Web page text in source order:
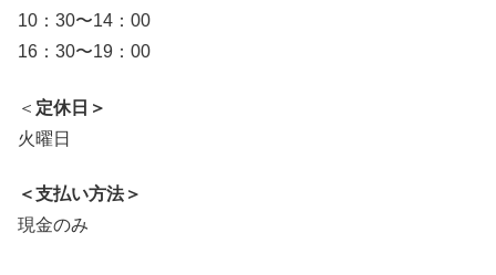
10：30〜14：00
16：30〜19：00
＜ 定休日＞
火曜日
＜支払い方法＞
現金のみ